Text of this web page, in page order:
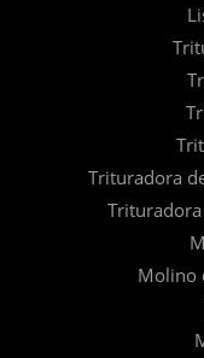
Trituradora
Molino